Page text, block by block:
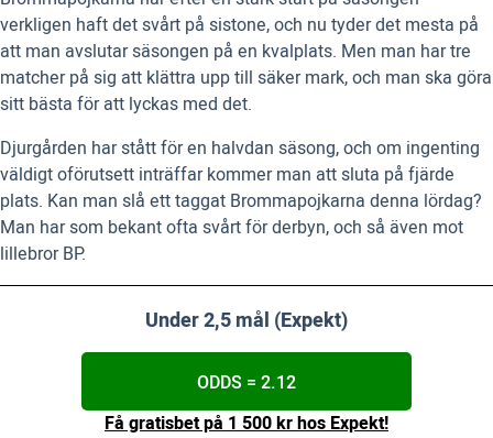
verkligen haft det svårt på sistone, och nu tyder det mesta på
att man avslutar säsongen på en kvalplats. Men man har tre
matcher på sig att klättra upp till säker mark, och man ska göra
sitt bästa för att lyckas med det.
Djurgården har stått för en halvdan säsong, och om ingenting
väldigt oförutsett inträffar kommer man att sluta på fjärde
plats. Kan man slå ett taggat Brommapojkarna denna lördag?
Man har som bekant ofta svårt för derbyn, och så även mot
lillebror BP.
Under 2,5 mål (Expekt)
ODDS = 2.12
Få gratisbet på 1 500 kr hos Expekt!